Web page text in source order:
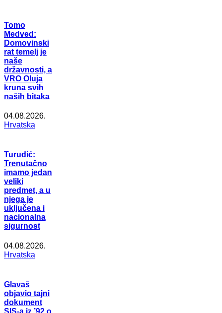
Tomo
Medved:
Domovinski
rat temelj je
naše
državnosti, a
VRO Oluja
kruna svih
naših bitaka
04.08.2026.
Hrvatska
Turudić:
Trenutačno
imamo jedan
veliki
predmet, a u
njega je
uključena i
nacionalna
sigurnost
04.08.2026.
Hrvatska
Glavaš
objavio tajni
dokument
SIS-a iz ’92 o